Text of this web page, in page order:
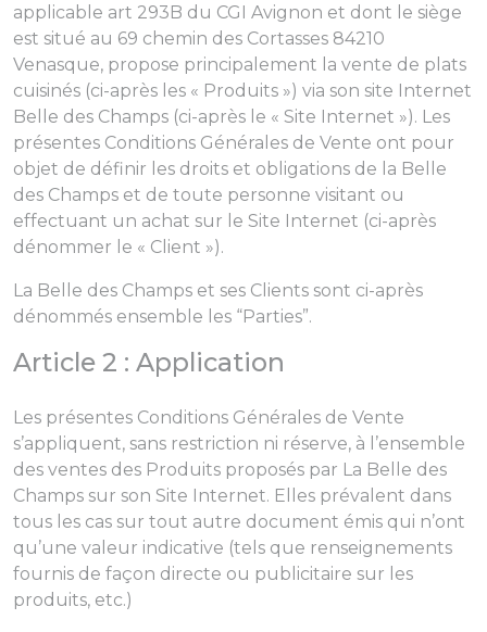
applicable art 293B du CGI Avignon et dont le siège
est situé au 69 chemin des Cortasses 84210
Venasque, propose principalement la vente de plats
cuisinés (ci-après les « Produits ») via son site Internet
Belle des Champs (ci-après le « Site Internet »). Les
présentes Conditions Générales de Vente ont pour
objet de définir les droits et obligations de la Belle
des Champs et de toute personne visitant ou
effectuant un achat sur le Site Internet (ci-après
dénommer le « Client »).
La Belle des Champs et ses Clients sont ci-après
dénommés ensemble les “Parties”.
Article 2 : Application
Les présentes Conditions Générales de Vente
s’appliquent, sans restriction ni réserve, à l’ensemble
des ventes des Produits proposés par La Belle des
Champs sur son Site Internet. Elles prévalent dans
tous les cas sur tout autre document émis qui n’ont
qu’une valeur indicative (tels que renseignements
fournis de façon directe ou publicitaire sur les
produits, etc.)